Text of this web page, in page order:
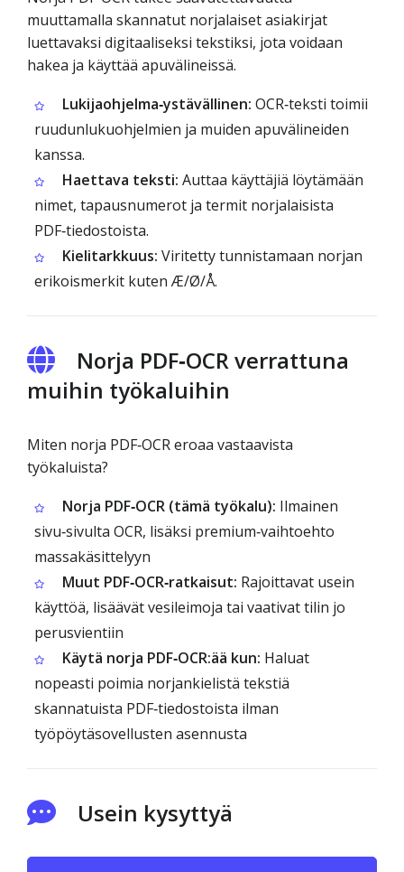
muuttamalla skannatut norjalaiset asiakirjat
luettavaksi digitaaliseksi tekstiksi, jota voidaan
hakea ja käyttää apuvälineissä.
Lukijaohjelma‑ystävällinen: OCR‑teksti toimii
ruudunlukuohjelmien ja muiden apuvälineiden
kanssa.
Haettava teksti: Auttaa käyttäjiä löytämään
nimet, tapausnumerot ja termit norjalaisista
PDF‑tiedostoista.
Kielitarkkuus: Viritetty tunnistamaan norjan
erikoismerkit kuten Æ/Ø/Å.
Norja PDF‑OCR verrattuna
muihin työkaluihin
Miten norja PDF‑OCR eroaa vastaavista
työkaluista?
Norja PDF‑OCR (tämä työkalu): Ilmainen
sivu‑sivulta OCR, lisäksi premium‑vaihtoehto
massakäsittelyyn
Muut PDF‑OCR‑ratkaisut: Rajoittavat usein
käyttöä, lisäävät vesileimoja tai vaativat tilin jo
perusvientiin
Käytä norja PDF‑OCR:ää kun: Haluat
nopeasti poimia norjankielistä tekstiä
skannatuista PDF‑tiedostoista ilman
työpöytäsovellusten asennusta
Usein kysyttyä